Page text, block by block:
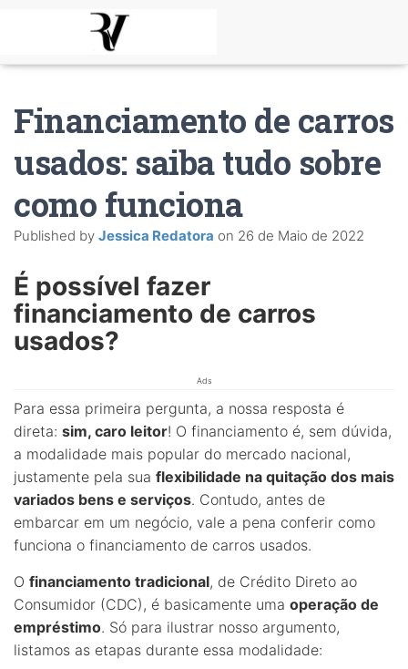
Financiamento de carros
usados: saiba tudo sobre
como funciona
Published by Jessica Redatora on 26 de Maio de 2022
É possível fazer
financiamento de carros
usados?
Ads
Para essa primeira pergunta, a nossa resposta é
direta: sim, caro leitor! O financiamento é, sem dúvida,
a modalidade mais popular do mercado nacional,
justamente pela sua flexibilidade na quitação dos mais
variados bens e serviços. Contudo, antes de
embarcar em um negócio, vale a pena conferir como
funciona o financiamento de carros usados.
O financiamento tradicional, de Crédito Direto ao
Consumidor (CDC), é basicamente uma operação de
empréstimo. Só para ilustrar nosso argumento,
listamos as etapas durante essa modalidade: